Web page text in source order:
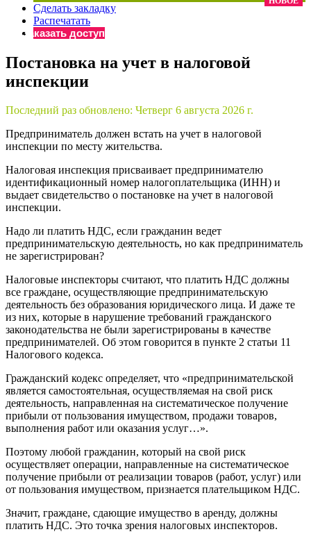
Бератор
«Практическая энциклопедия бухгалтера»
«Нормативные акты для бухгалтера»
Материалы электронного журнала
«Практическая бухгалтерия»
Онлайн-сервисы «Учетная политика» и «Алгоритмы для
Просто заполните форму, и мы вышлем вам на почту
Сделать закладку
Распечатать
Заказать доступ
Постановка на учет в налоговой
инспекции
Последний раз обновлено: Четверг 6 августа 2026 г.
Предприниматель должен встать на учет в налоговой
инспекции по месту жительства.
Налоговая инспекция присваивает предпринимателю
идентификационный номер налогоплательщика (ИНН) и
выдает свидетельство о постановке на учет в налоговой
инспекции.
Надо ли платить НДС, если гражданин ведет
предпринимательскую деятельность, но как предприниматель
не зарегистрирован?
Налоговые инспекторы считают, что платить НДС должны
все граждане, осуществляющие предпринимательскую
деятельность без образования юридического лица. И даже те
из них, которые в нарушение требований гражданского
законодательства не были зарегистрированы в качестве
предпринимателей. Об этом говорится в пункте 2 статьи 11
Налогового кодекса.
Гражданский кодекс определяет, что «предпринимательской
является самостоятельная, осуществляемая на свой риск
деятельность, направленная на систематическое получение
прибыли от пользования имуществом, продажи товаров,
выполнения работ или оказания услуг…».
Поэтому любой гражданин, который на свой риск
осуществляет операции, направленные на систематическое
получение прибыли от реализации товаров (работ, услуг) или
от пользования имуществом, признается плательщиком НДС.
Значит, граждане, сдающие имущество в аренду, должны
платить НДС. Это точка зрения налоговых инспекторов.